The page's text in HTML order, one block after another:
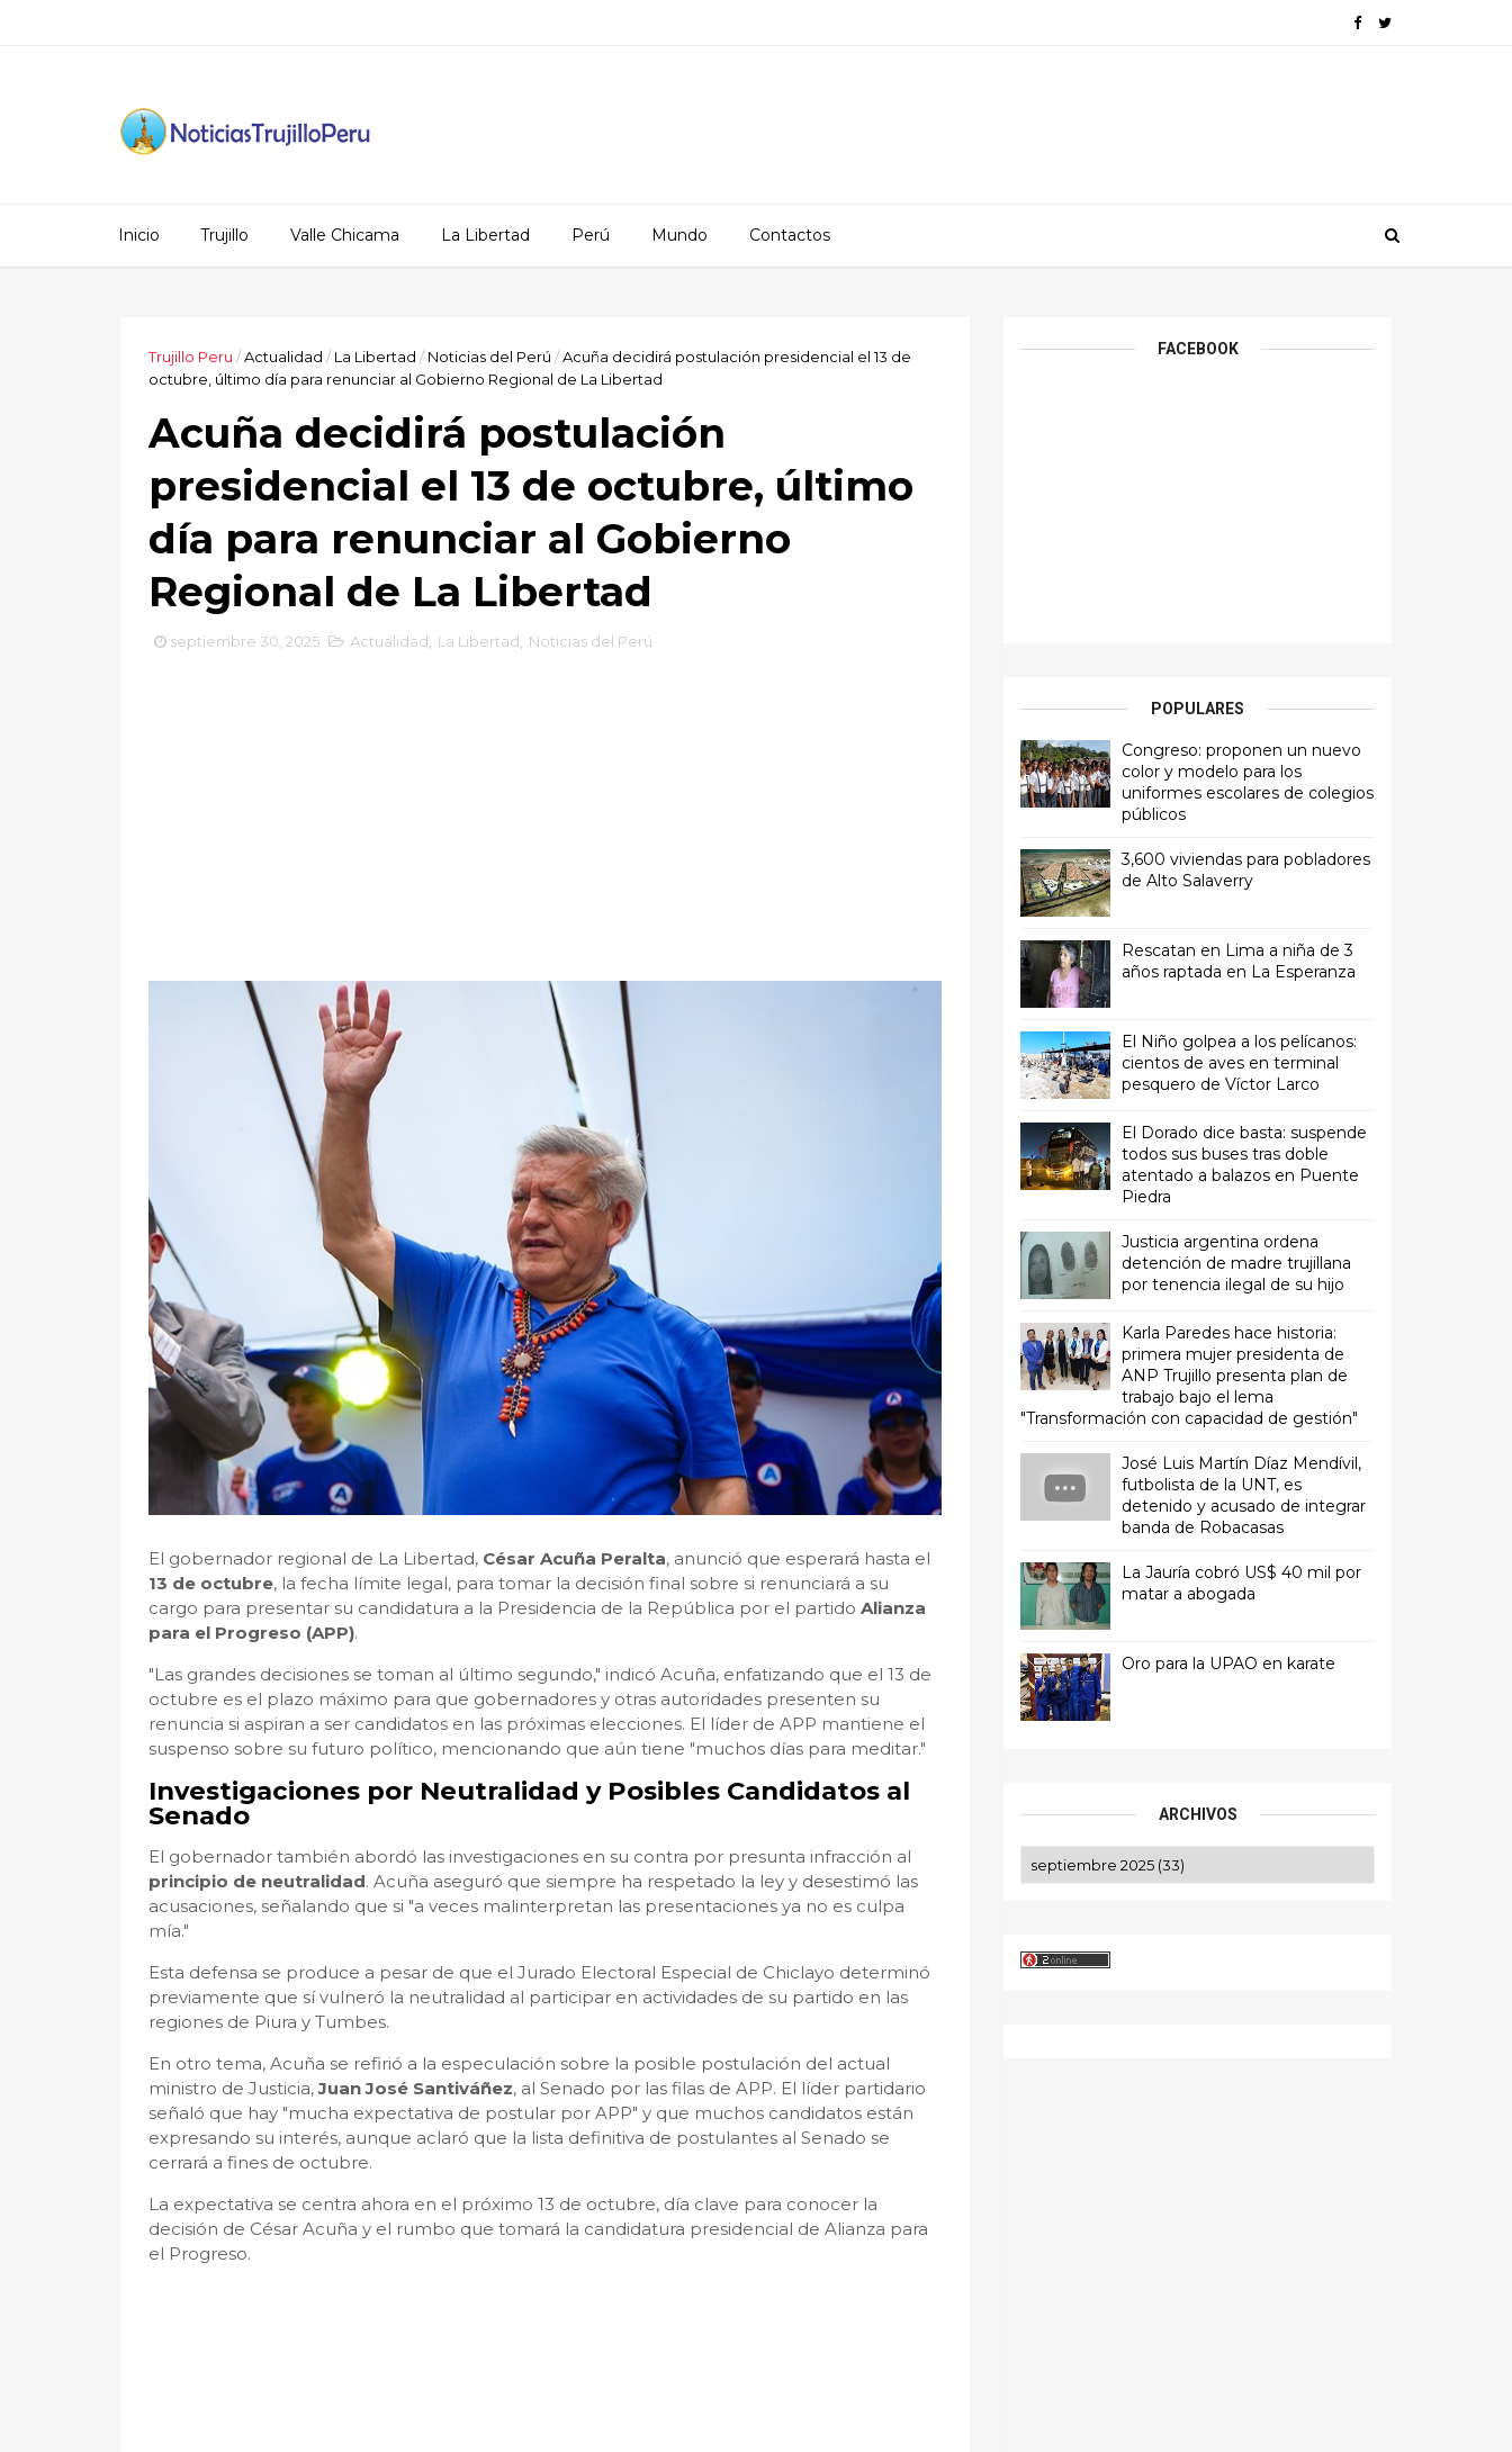
Inicio Trujillo Valle Chicama La Libertad Perú Mundo Contactos
Trujillo Peru /Actualidad / La Libertad / Noticias del Perú /Acuña decidirá postulación presidencial el 13 de
octubre, último día para renunciar al Gobierno Regional de La Libertad
Acuña decidirá postulación
presidencial el 13 de octubre, último
día para renunciar al Gobierno
Regional de La Libertad
septiembre 30, 2025 Actualidad La Libertad Noticias del Perú
El gobernador regional de La Libertad, César Acuña Peralta, anunció que esperará hasta el
13 de octubre, la fecha límite legal, para tomar la decisión final sobre si renunciará a su
cargo para presentar su candidatura a la Presidencia de la República por el partido Alianza
para el Progreso (APP).
"Las grandes decisiones se toman al último segundo," indicó Acuña, enfatizando que el 13 de
octubre es el plazo máximo para que gobernadores y otras autoridades presenten su
renuncia si aspiran a ser candidatos en las próximas elecciones. El líder de APP mantiene el
suspenso sobre su futuro político, mencionando que aún tiene "muchos días para meditar."
Investigaciones por Neutralidad y Posibles Candidatos al
Senado
El gobernador también abordó las investigaciones en su contra por presunta infracción al
principio de neutralidad. Acuña aseguró que siempre ha respetado la ley y desestimó las
acusaciones, señalando que si "a veces malinterpretan las presentaciones ya no es culpa
mía."
Esta defensa se produce a pesar de que el Jurado Electoral Especial de Chiclayo determinó
previamente que sí vulneró la neutralidad al participar en actividades de su partido en las
regiones de Piura y Tumbes.
En otro tema, Acuña se refirió a la especulación sobre la posible postulación del actual
ministro de Justicia,Juan José Santiváñez, al Senado por las filas de APP. El líder partidario
señaló que hay "mucha expectativa de postular por APP" y que muchos candidatos están
expresando su interés, aunque aclaró que la lista definitiva de postulantes al Senado se
cerrará a fines de octubre.
La expectativa se centra ahora en el próximo 13 de octubre, día clave para conocer la
decisión de César Acuña y el rumbo que tomará la candidatura presidencial de Alianza para
el Progreso.
FACEBOOK
POPULARES
Congreso: proponen un nuevo
color y modelo para los
uniformes escolares de colegios
públicos
3,600 viviendas para pobladores
de Alto Salaverry
Rescatan en Lima a niña de 3
años raptada en La Esperanza
El Niño golpea a los pelícanos:
cientos de aves en terminal
pesquero de Víctor Larco
El Dorado dice basta: suspende
todos sus buses tras doble
atentado a balazos en Puente
Piedra
Justicia argentina ordena
detención de madre trujillana
por tenencia ilegal de su hijo
Karla Paredes hace historia:
primera mujer presidenta de
ANP Trujillo presenta plan de
trabajo bajo el lema
"Transformación con capacidad de gestión"
José Luis Martín Díaz Mendívil,
futbolista de la UNT, es
detenido y acusado de integrar
banda de Robacasas
La Jauría cobró US$ 40 mil por
matar a abogada
Oro para la UPAO en karate
ARCHIVOS